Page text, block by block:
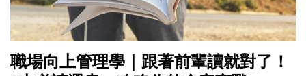
職場向上管理學｜跟著前輩讀就對了！